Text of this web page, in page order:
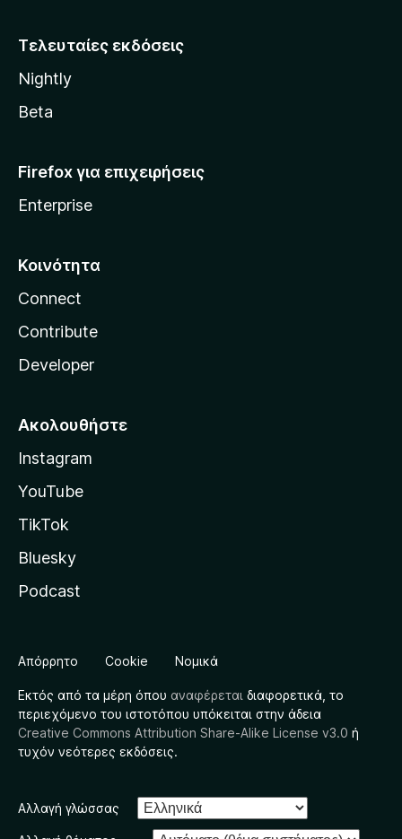
i
l
a
Τελευταίες εκδόσεις
Nightly
Beta
Firefox για επιχειρήσεις
Enterprise
Κοινότητα
Connect
Contribute
Developer
Ακολουθήστε
Instagram
YouTube
TikTok
Bluesky
Podcast
Απόρρητο Cookie Νομικά
Εκτός από τα μέρη όπου αναφέρεται διαφορετικά, το
περιεχόμενο του ιστοτόπου υπόκειται στην άδεια
Creative Commons Attribution Share-Alike License v3.0 ή
τυχόν νεότερες εκδόσεις.
Αλλαγή γλώσσας